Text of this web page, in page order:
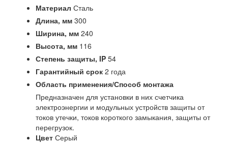
Материал Сталь
Длина, мм 300
Ширина, мм 240
Высота, мм 116
Степень защиты, IP 54
Гарантийный срок 2 года
Область применения/Способ монтажа
Предназначен для установки в них счетчика
электроэнергии и модульных устройств защиты от
токов утечки, токов короткого замыкания, защиты от
перегрузок.
Цвет Серый